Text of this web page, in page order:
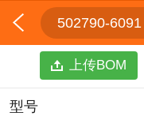
502790-6091
上传BOM
型号